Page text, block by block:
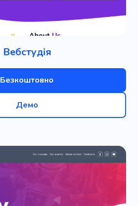
Вебстудія
Безкоштовно
Демо